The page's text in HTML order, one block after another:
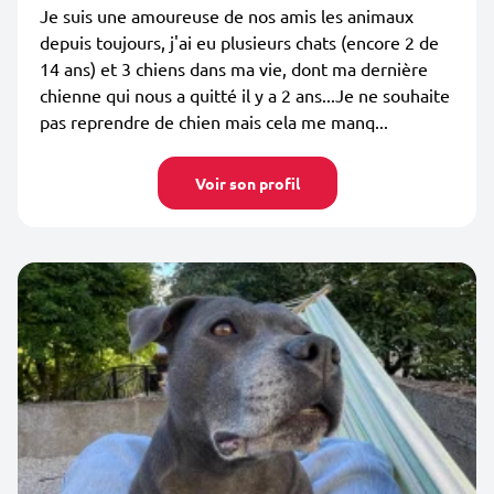
Je suis une amoureuse de nos amis les animaux
depuis toujours, j'ai eu plusieurs chats (encore 2 de
14 ans) et 3 chiens dans ma vie, dont ma dernière
chienne qui nous a quitté il y a 2 ans...Je ne souhaite
pas reprendre de chien mais cela me manq...
Voir son profil